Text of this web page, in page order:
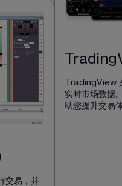
交易，并
TradingView
实时市场数据
助您提升交易